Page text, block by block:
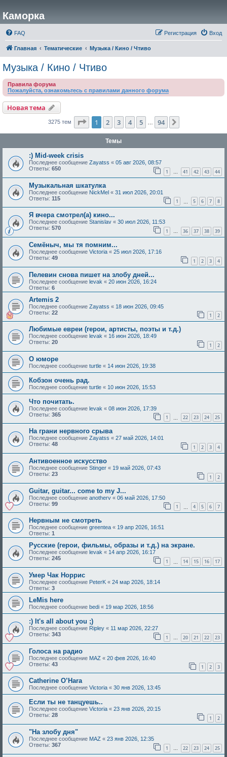
Каморка
FAQ Вход
Регистрация
Главная Тематические Музыка / Кино / Чтиво
Музыка / Кино / Чтиво
Правила форума
Пожалуйста, ознакомьтесь с правилами данного форума
Новая тема
3275 тем Страница из 94
1 2 3 4 5 94
Темы
:) Mid-week crisis
Последнее сообщение Zayatss « 05 авг 2026, 08:57
Ответы: 650 1 … 41 42 43 44
Музыкальная шкатулка
Последнее сообщение NickMel « 31 июл 2026, 20:01
Ответы: 115 1 5 6 7 8
Я вчера смотрел(а) кино...
Последнее сообщение Stanislav « 30 июл 2026, 11:53
Ответы: 570 1 … 36 37 38 39
Семёныч, мы тя помним...
Последнее сообщение Victoria « 25 июл 2026, 17:16
Ответы: 49 1 2 3 4
Пелевин снова пишет на злобу дней...
Последнее сообщение levak « 20 июн 2026, 16:24
Ответы: 6
Artemis 2
Последнее сообщение Zayatss « 18 июн 2026, 09:45
Ответы: 22 1 2
Любимые евреи (герои, артисты, поэты и т.д.)
Последнее сообщение levak « 16 июн 2026, 18:49
Ответы: 20 1 2
О юморе
Последнее сообщение turtle « 14 июн 2026, 19:38
Кобзон очень рад.
Последнее сообщение turtle « 10 июн 2026, 15:53
Что почитать.
Последнее сообщение levak « 08 июн 2026, 17:39
Ответы: 365 1 22 23 24 25
На грани нервного срыва
Последнее сообщение Zayatss « 27 май 2026, 14:01
Ответы: 48 1 2 3 4
Антивоенное искусство
Последнее сообщение Stinger « 19 май 2026, 07:43
Ответы: 23 1 2
Guitar, guitar... come to my J...
Последнее сообщение anotherv « 06 май 2026, 17:50
Ответы: 99 1 4 5 6 7
Нервным не смотреть
Последнее сообщение greentea « 19 апр 2026, 16:51
Ответы: 1
Русские (герои, фильмы, образы и т.д.) на экране.
Последнее сообщение levak « 14 апр 2026, 16:17
Ответы: 245 1 14 15 16 17
Умер Чак Норрис
Последнее сообщение PeterK « 24 мар 2026, 18:14
Ответы: 3
LeMis here
Последнее сообщение bedi « 19 мар 2026, 18:56
:) It's all about you ;)
Последнее сообщение Ripley « 11 мар 2026, 22:27
Ответы: 343 1 … 20 21 22 23
Голоса на радио
Последнее сообщение MAZ « 20 фев 2026, 16:40
Ответы: 43 1 2 3
Catherine O’Hara
Последнее сообщение Victoria « 30 янв 2026, 13:45
Если ты нe танцуешь..
Последнее сообщение Victoria « 23 янв 2026, 20:15
Ответы: 28 1 2
"На злобу дня"
Последнее сообщение MAZ « 23 янв 2026, 12:35
Ответы: 367 1 … 22 23 24 25